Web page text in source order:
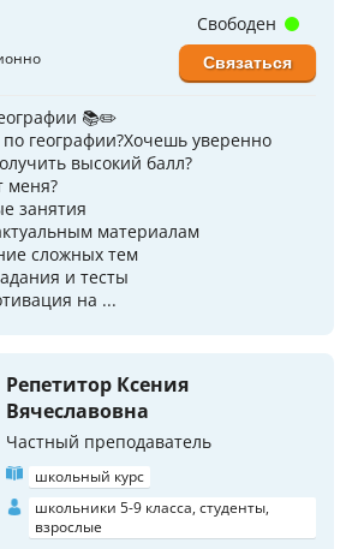
📚✏️
географии?Хочешь уверенно
высокий балл?
меня?
занятия
материалам
сложных тем
и тесты
на ...
Свободен
Связаться
Репетитор Ксения
Вячеславовна
Частный преподаватель
школьный курс
школьники 5-9 класса, студенты,
взрослые